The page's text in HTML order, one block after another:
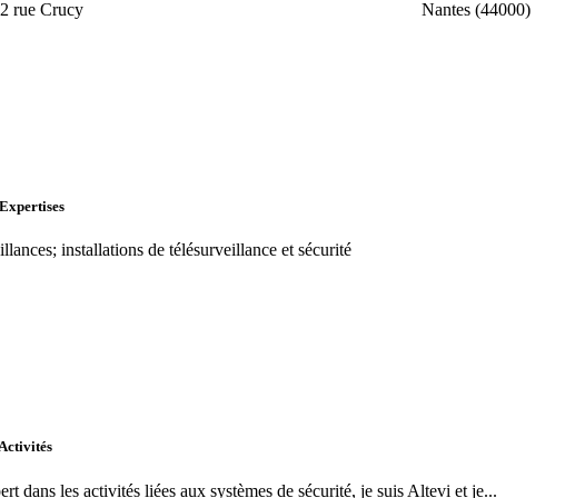
2 rue Crucy Nantes (44000)
Expertises
installations de télésurveillance et sécurité
dans les activités liées aux systèmes de sécurité, je suis Altevi et je...